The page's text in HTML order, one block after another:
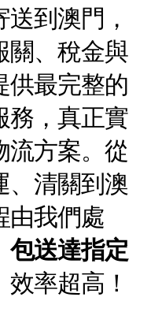
到澳門，
關、稅金與
供最完整的
務，真正實
流方案。從
、清關到澳
由我們處
包送達指定
率超高！